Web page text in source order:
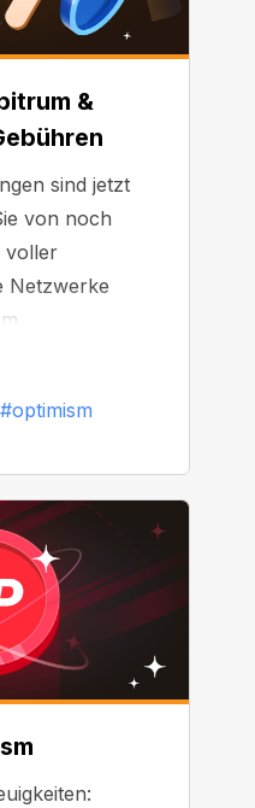
&
sind jetzt
von noch
voller
Netzwerke
#optimism